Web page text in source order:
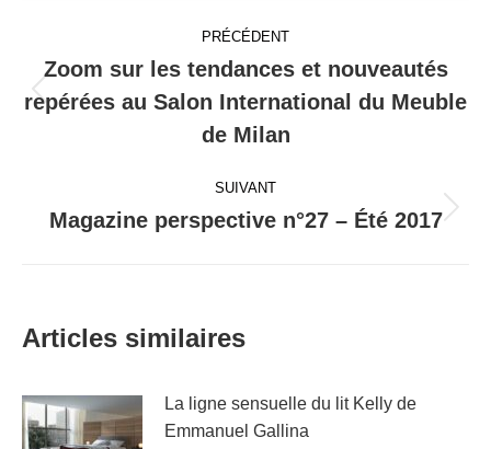
Navigation
article
PRÉCÉDENT
Article
précédent
Zoom sur les tendances et nouveautés
repérées au Salon International du Meuble
de Milan
SUIVANT
Article
Magazine perspective n°27 – Été 2017
Articles similaires
La ligne sensuelle du lit Kelly de
Emmanuel Gallina